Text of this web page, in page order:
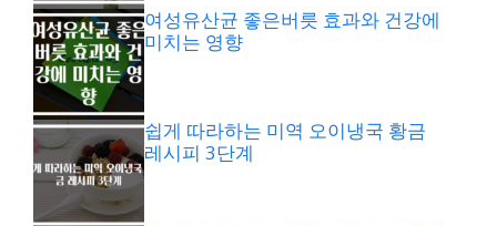
여성유산균 좋은버릇 효과와 건강에
미치는 영향
쉽게 따라하는 미역 오이냉국 황금
레시피 3단계